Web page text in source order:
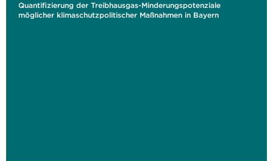
Quantifizierung der Treibhausgas-Minderungspotenziale
möglicher klimaschutzpolitischer Maßnahmen in Bayern